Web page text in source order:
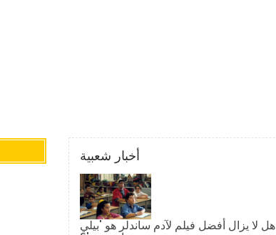
أخبار شعبية
هل لا يزال أفضل فيلم لآدم ساندلر هو 'بيلي